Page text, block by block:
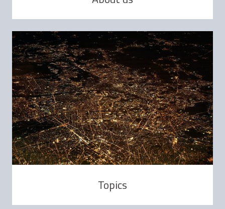
Topics